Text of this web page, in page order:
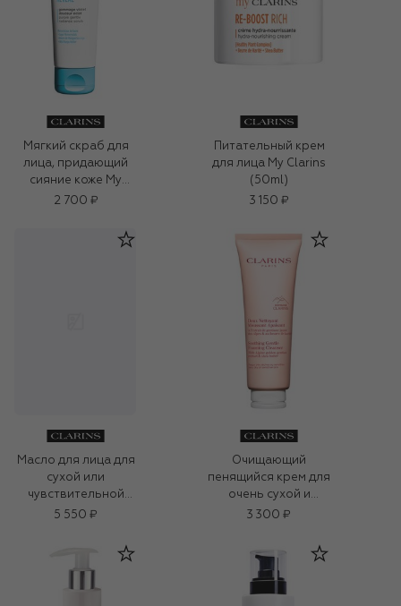
Мягкий скраб для
лица, придающий
сияние коже My
Clarins (50ml)
2 700 ₽
Питательный крем
для лица My Clarins
(50ml)
3 150 ₽
Масло для лица для
сухой или
чувствительной
кожи (30ml)
5 550 ₽
Очищающий
пенящийся крем для
очень сухой и
чувствительной
3 300 ₽